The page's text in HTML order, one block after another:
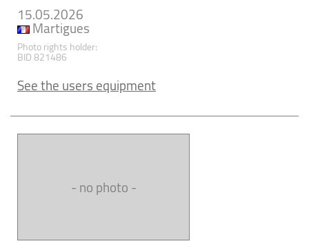
15.05.2026
Martigues
Photo rights holder:
BID 821486
See the users equipment
- no photo -